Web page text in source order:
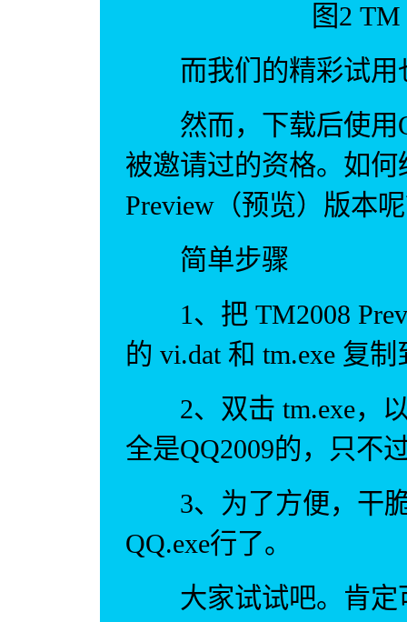
图2 TM
而我们的精彩试
然而，下载后使用
被邀请过的资格。如何
Preview（预览）版本
简单步骤
1、把 TM2008
的 vi.dat 和 tm.exe 复
2、双击 tm.exe，以
全是QQ2009的，只不
3、为了方便，干脆
QQ.exe行了。
大家试试吧。肯定